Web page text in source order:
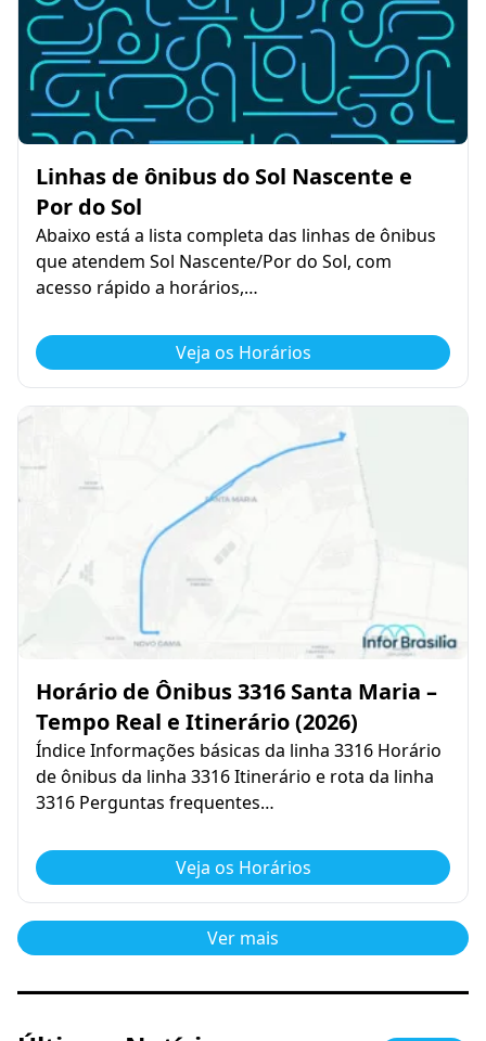
Linhas de ônibus do Sol Nascente e
Por do Sol
Abaixo está a lista completa das linhas de ônibus
que atendem Sol Nascente/Por do Sol, com
acesso rápido a horários,…
Veja os Horários
Horário de Ônibus 3316 Santa Maria –
Tempo Real e Itinerário (2026)
Índice Informações básicas da linha 3316 Horário
de ônibus da linha 3316 Itinerário e rota da linha
3316 Perguntas frequentes…
Veja os Horários
Ver mais